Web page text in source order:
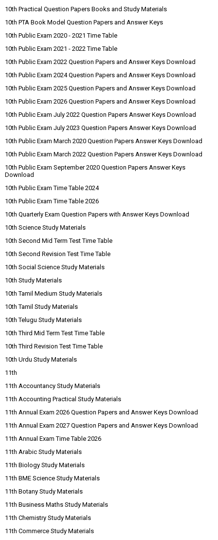
10th Practical Question Papers Books and Study Materials
10th PTA Book Model Question Papers and Answer Keys
10th Public Exam 2020 - 2021 Time Table
10th Public Exam 2021 - 2022 Time Table
10th Public Exam 2022 Question Papers and Answer Keys Download
10th Public Exam 2024 Question Papers and Answer Keys Download
10th Public Exam 2025 Question Papers and Answer Keys Download
10th Public Exam 2026 Question Papers and Answer Keys Download
10th Public Exam July 2022 Question Papers Answer Keys Download
10th Public Exam July 2023 Question Papers Answer Keys Download
10th Public Exam March 2020 Question Papers Answer Keys Download
10th Public Exam March 2022 Question Papers Answer Keys Download
10th Public Exam September 2020 Question Papers Answer Keys
Download
10th Public Exam Time Table 2024
10th Public Exam Time Table 2026
10th Quarterly Exam Question Papers with Answer Keys Download
10th Science Study Materials
10th Second Mid Term Test Time Table
10th Second Revision Test Time Table
10th Social Science Study Materials
10th Study Materials
10th Tamil Medium Study Materials
10th Tamil Study Materials
10th Telugu Study Materials
10th Third Mid Term Test Time Table
10th Third Revision Test Time Table
10th Urdu Study Materials
11th
11th Accountancy Study Materials
11th Accounting Practical Study Materials
11th Annual Exam 2026 Question Papers and Answer Keys Download
11th Annual Exam 2027 Question Papers and Answer Keys Download
11th Annual Exam Time Table 2026
11th Arabic Study Materials
11th Biology Study Materials
11th BME Science Study Materials
11th Botany Study Materials
11th Business Maths Study Materials
11th Chemistry Study Materials
11th Commerce Study Materials